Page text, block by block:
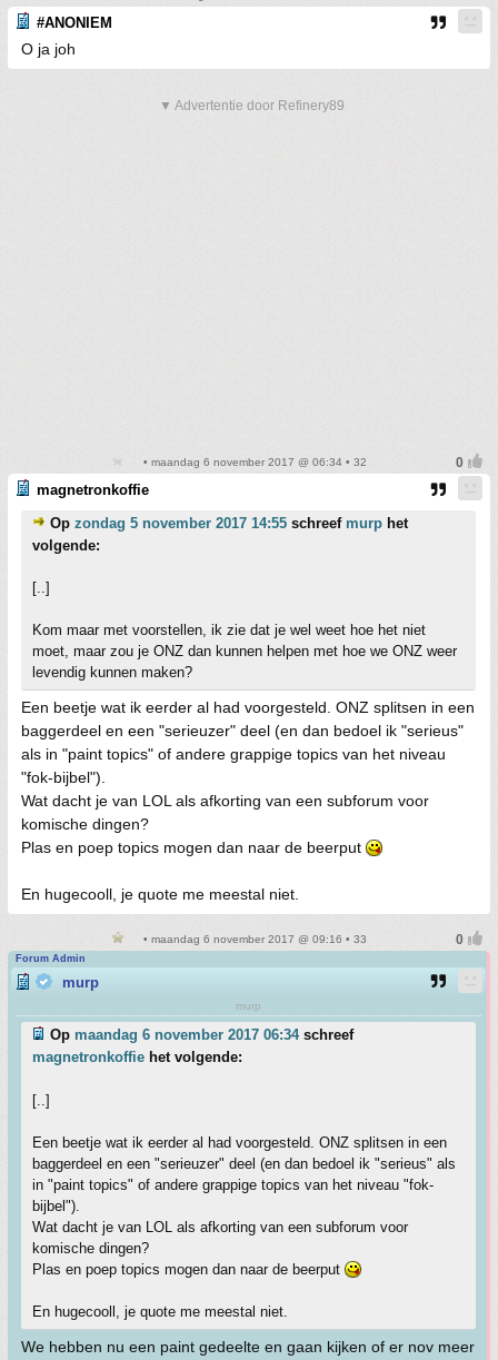
#ANONIEM
O ja joh
▼ Advertentie door Refinery89
• maandag 6 november 2017 @ 06:34 • 32
magnetronkoffie
Op zondag 5 november 2017 14:55 schreef murp het
volgende:
[..]
Kom maar met voorstellen, ik zie dat je wel weet hoe het niet
moet, maar zou je ONZ dan kunnen helpen met hoe we ONZ weer
levendig kunnen maken?
Een beetje wat ik eerder al had voorgesteld. ONZ splitsen in een
baggerdeel en een "serieuzer" deel (en dan bedoel ik "serieus"
als in "paint topics" of andere grappige topics van het niveau
"fok-bijbel").
Wat dacht je van LOL als afkorting van een subforum voor
komische dingen?
Plas en poep topics mogen dan naar de beerput
En hugecooll, je quote me meestal niet.
• maandag 6 november 2017 @ 09:16 • 33
Forum Admin
murp
murp
Op maandag 6 november 2017 06:34schreef
magnetronkoffie het volgende:
[..]
Een beetje wat ik eerder al had voorgesteld. ONZ splitsen in een
baggerdeel en een "serieuzer" deel (en dan bedoel ik "serieus" als
in "paint topics" of andere grappige topics van het niveau "fok-
bijbel").
Wat dacht je van LOL als afkorting van een subforum voor
komische dingen?
Plas en poep topics mogen dan naar de beerput
En hugecooll, je quote me meestal niet.
We hebben nu een paint gedeelte en gaan kijken of er nov meer